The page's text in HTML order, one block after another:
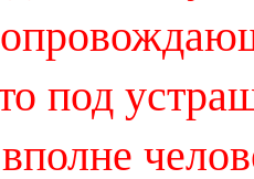
под